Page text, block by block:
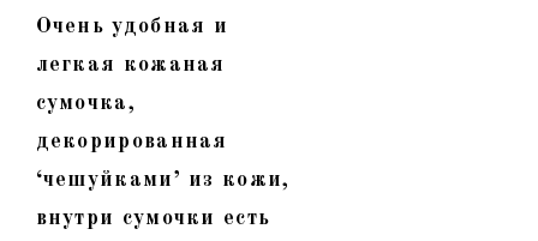
Очень удобная и
легкая кожаная
сумочка,
декорированная
‘чешуйками’ из кожи,
внутри сумочки есть